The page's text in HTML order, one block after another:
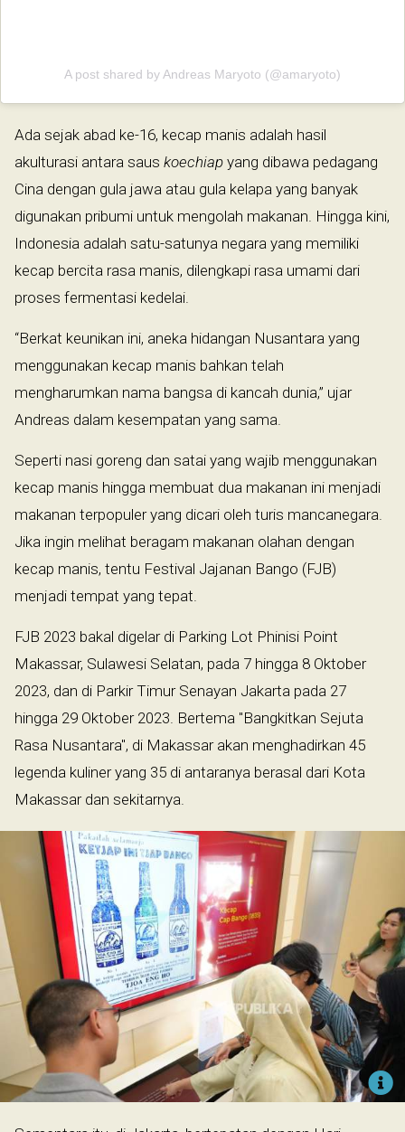
A post shared by Andreas Maryoto (@amaryoto)
Ada sejak abad ke-16, kecap manis adalah hasil
akulturasi antara saus koechiap yang dibawa pedagang
Cina dengan gula jawa atau gula kelapa yang banyak
digunakan pribumi untuk mengolah makanan. Hingga kini,
Indonesia adalah satu-satunya negara yang memiliki
kecap bercita rasa manis, dilengkapi rasa umami dari
proses fermentasi kedelai.
“Berkat keunikan ini, aneka hidangan Nusantara yang
menggunakan kecap manis bahkan telah
mengharumkan nama bangsa di kancah dunia,” ujar
Andreas dalam kesempatan yang sama.
Seperti nasi goreng dan satai yang wajib menggunakan
kecap manis hingga membuat dua makanan ini menjadi
makanan terpopuler yang dicari oleh turis mancanegara.
Jika ingin melihat beragam makanan olahan dengan
kecap manis, tentu Festival Jajanan Bango (FJB)
menjadi tempat yang tepat.
FJB 2023 bakal digelar di Parking Lot Phinisi Point
Makassar, Sulawesi Selatan, pada 7 hingga 8 Oktober
2023, dan di Parkir Timur Senayan Jakarta pada 27
hingga 29 Oktober 2023. Bertema "Bangkitkan Sejuta
Rasa Nusantara", di Makassar akan menghadirkan 45
legenda kuliner yang 35 di antaranya berasal dari Kota
Makassar dan sekitarnya.